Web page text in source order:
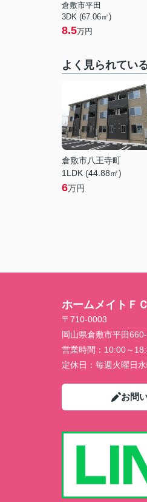
倉敷市平田
3DK (67.06㎡)
8.5万円
よく見られてい
倉敷市八王寺町
1LDK (44.88㎡)
6万円
ホームメイトＦ
〒710-0003
岡山県倉敷市平田660-
営業時間： 10:00～
定休日： 毎週火曜日
お問